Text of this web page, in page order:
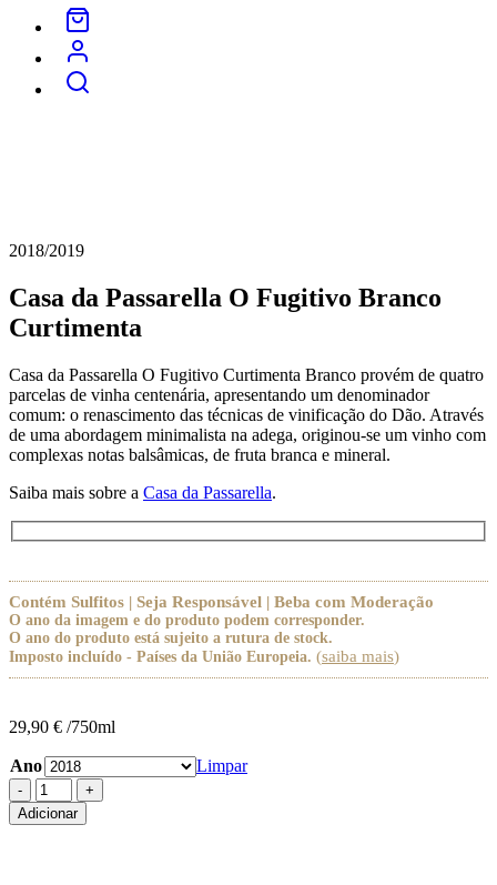
2018/2019
Casa da Passarella O Fugitivo Branco
Curtimenta
Casa da Passarella O Fugitivo Curtimenta Branco provém de quatro
parcelas de vinha centenária, apresentando um denominador
comum: o renascimento das técnicas de vinificação do Dão. Através
de uma abordagem minimalista na adega, originou-se um vinho com
complexas notas balsâmicas, de fruta branca e mineral.
Saiba mais sobre a Casa da Passarella.
Contém Sulfitos | Seja Responsável | Beba com Moderação
O ano da imagem e do produto podem corresponder.
O ano do produto está sujeito a rutura de stock.
Imposto incluído - Países da União Europeia. (saiba mais)
29,90 € /750ml
Ano
Limpar
Quantidade
de
Casa
Adicionar